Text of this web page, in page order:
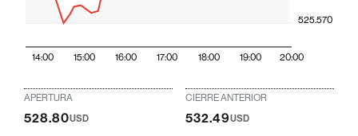
14:00 15:00 16:00 17:00 18:00 19:00 20:00
525.570
APERTURA
528.80USD
CIERRE ANTERIOR
532.49USD